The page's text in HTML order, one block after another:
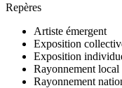
Repères
Artiste émergent
Exposition
Exposition
Rayonnement local
Rayonnement